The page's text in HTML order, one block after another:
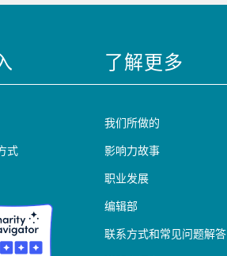
式
了解更多
我们所做的
影响力故事
职业发展
编辑部
联系方式和常见问题解答